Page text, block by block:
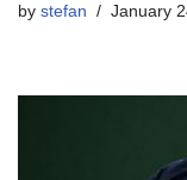
by stefan January